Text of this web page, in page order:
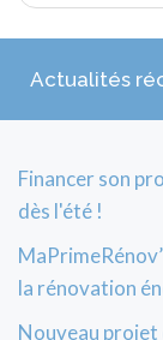
Actualités
Financer son
dès l'été !
la rénovation
Nouveau projet